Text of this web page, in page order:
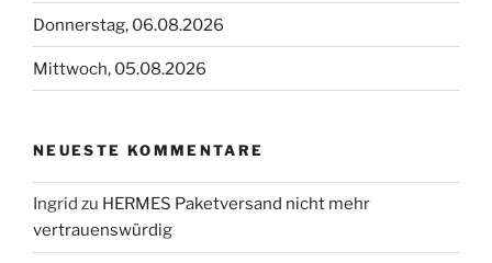
Donnerstag, 06.08.2026
Mittwoch, 05.08.2026
NEUESTE KOMMENTARE
Ingrid zu HERMES Paketversand nicht mehr
vertrauenswürdig